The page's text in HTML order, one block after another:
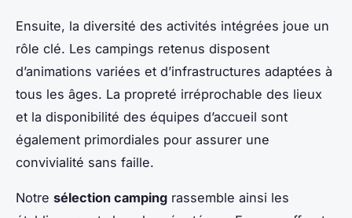
Ensuite, la diversité des activités intégrées joue un
rôle clé. Les campings retenus disposent
d’animations variées et d’infrastructures adaptées à
tous les âges. La propreté irréprochable des lieux
et la disponibilité des équipes d’accueil sont
également primordiales pour assurer une
convivialité sans faille.
Notre sélection camping rassemble ainsi les